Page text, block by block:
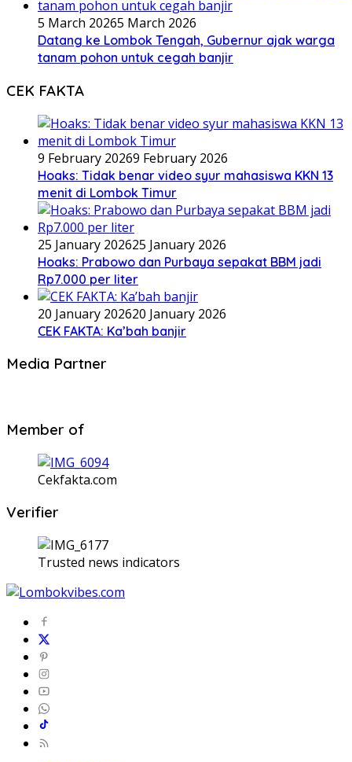
5 March 20265 March 2026
Datang ke Lombok Tengah, Gubernur ajak warga
tanam pohon untuk cegah banjir
CEK FAKTA
9 February 20269 February 2026
Hoaks: Tidak benar video syur mahasiswa KKN 13
menit di Lombok Timur
25 January 202625 January 2026
Hoaks: Prabowo dan Purbaya sepakat BBM jadi
Rp7.000 per liter
20 January 202620 January 2026
CEK FAKTA: Ka’bah banjir
Media Partner
Member of
Cekfakta.com
Verifier
Trusted news indicators